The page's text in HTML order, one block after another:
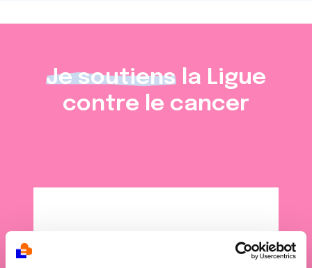
Je soutiens la Ligue
contre le cancer